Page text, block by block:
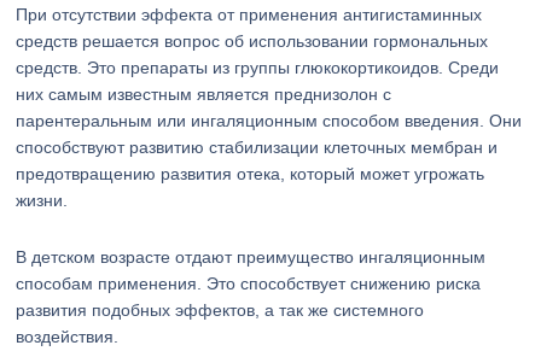
При отсутствии эффекта от применения антигистаминных
средств решается вопрос об использовании гормональных
средств. Это препараты из группы глюкокортикоидов. Среди
них самым известным является преднизолон с
парентеральным или ингаляционным способом введения. Они
способствуют развитию стабилизации клеточных мембран и
предотвращению развития отека, который может угрожать
жизни.
В детском возрасте отдают преимущество ингаляционным
способам применения. Это способствует снижению риска
развития подобных эффектов, а так же системного
воздействия.